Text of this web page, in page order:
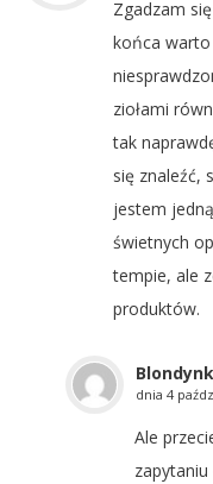
Zgadzam
końca
ziołami
tak
się znaleźć,
jestem
świetnych
tempie, ale
produktów.
dnia 4
Ale